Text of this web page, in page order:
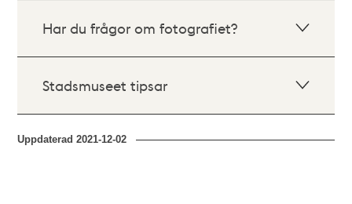
Har du frågor om fotografiet?
Stadsmuseet tipsar
Uppdaterad2021-12-02